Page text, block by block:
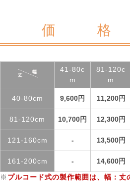
価 格
41-80c
m
81-120c
m
40-80cm 9,600円 11,200円
81-120cm 10,700円 12,300円
121-160cm - 13,500円
161-200cm - 14,600円
※ プルコード式の製作範囲は、幅：丈